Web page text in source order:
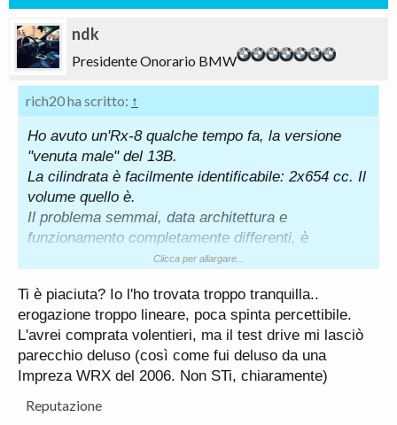
ndk
Presidente Onorario BMW
rich20 ha scritto: ↑
Ho avuto un'Rx-8 qualche tempo fa, la versione
"venuta male" del 13B.
La cilindrata è facilmente identificabile: 2x654 cc. Il
volume quello è.
Il problema semmai, data architettura e
funzionamento completamente differenti, è
normalizzarla con quella dei i motori a pistoni, per
sportivo (vedi la 787B a Le Mans).
Inutile dire che in base alle esigenze (tipo calcolo
del premio per le assicurazioni) ciascuno ha
liberamente scelto di vederla alla propria maniera.
Clicca per allargare...
Ti è piaciuta? Io l'ho trovata troppo tranquilla..
erogazione troppo lineare, poca spinta percettibile.
L'avrei comprata volentieri, ma il test drive mi lasciò
parecchio deluso (così come fui deluso da una
Impreza WRX del 2006. Non STi, chiaramente)
Reputazione